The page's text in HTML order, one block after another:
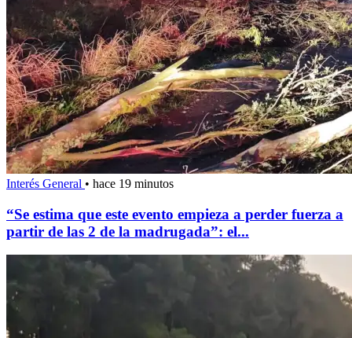
Interés General • hace 19 minutos
“Se estima que este evento empieza a perder fuerza a
partir de las 2 de la madrugada”: el...